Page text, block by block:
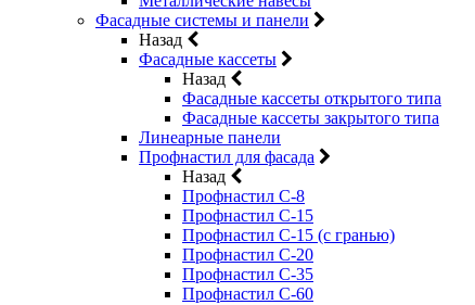
Фасадные системы и панели
Назад
Фасадные кассеты
Назад
Фасадные кассеты открытого типа
Фасадные кассеты закрытого типа
Линеарные панели
Профнастил для фасада
Назад
Профнастил С-8
Профнастил С-15
Профнастил С-15 (с гранью)
Профнастил С-20
Профнастил С-35
Профнастил С-60